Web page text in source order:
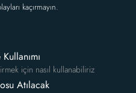
kaçırmayın.
için nasıl kullanabiliriz
Atılacak